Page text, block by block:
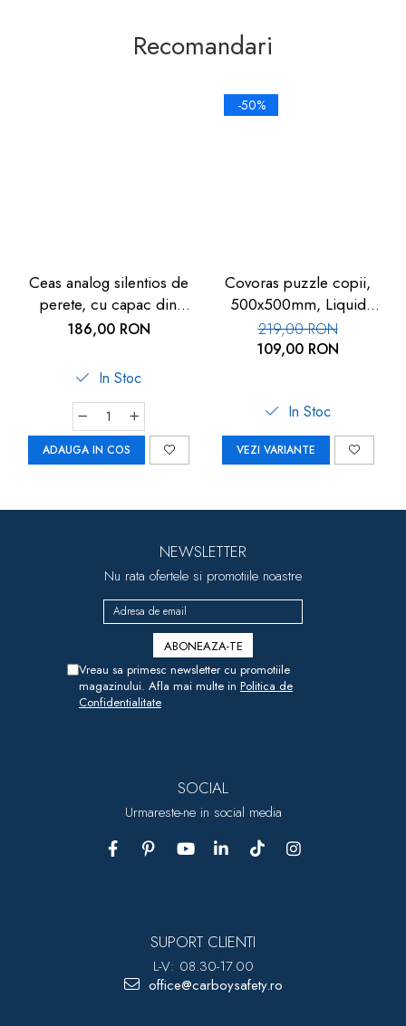
Recomandari
Ceas analog silentios de
perete, cu capac din
sticla, cifre mari, alb, TFA
186,00 RON
In Stoc
ADAUGA IN COS
-50%
Covoras puzzle copii,
500x500mm, Liquid
Floor
219,00 RON
109,00 RON
In Stoc
VEZI VARIANTE
NEWSLETTER
Nu rata ofertele si promotiile noastre
Vreau sa primesc newsletter cu promotiile
magazinului. Afla mai multe in Politica de
Confidentialitate
SOCIAL
Urmareste-ne in social media
SUPORT CLIENTI
L-V: 08.30-17.00
office@carboysafety.ro